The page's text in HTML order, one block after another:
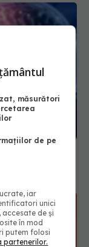
în creier la
măsurători
de pe
iar
unici
de și
în mod
putem folosi
partenerilor.